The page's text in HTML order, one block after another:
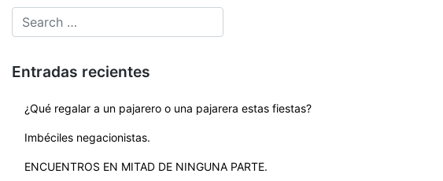
Entradas recientes
¿Qué regalar a un pajarero o una pajarera estas fiestas?
Imbéciles negacionistas.
ENCUENTROS EN MITAD DE NINGUNA PARTE.